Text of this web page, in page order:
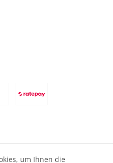
um Ihnen die